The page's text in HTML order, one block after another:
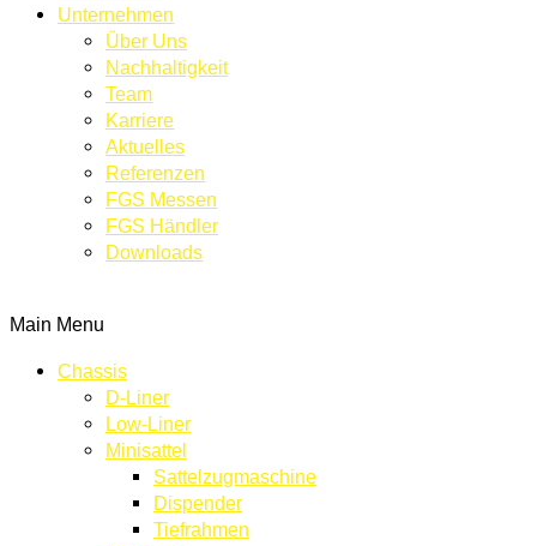
Unternehmen
Über Uns
Nachhaltigkeit
Team
Karriere
Aktuelles
Referenzen
FGS Messen
FGS Händler
Downloads
Main Menu
Chassis
D-Liner
Low-Liner
Minisattel
Sattelzugmaschine
Dispender
Tiefrahmen